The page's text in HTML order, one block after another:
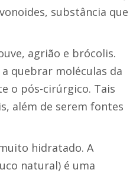
substância que
agrião e brócolis.
quebrar moléculas da
o pós-cirúrgico. Tais
além de serem fontes
hidratado. A
natural) é uma